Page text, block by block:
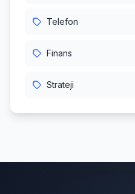
Telefon
Finans
Strateji